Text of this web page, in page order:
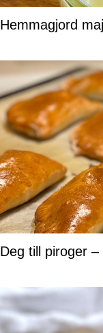
Hemmagjord
Deg till piroger